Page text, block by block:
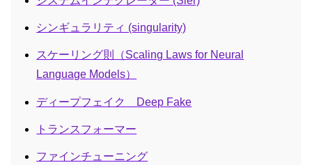
シンギュラリティ (singularity)
スケーリング則（Scaling Laws for Neural
Language Models）
ディープフェイク Deep Fake
トランスフォーマー
ファインチューニング